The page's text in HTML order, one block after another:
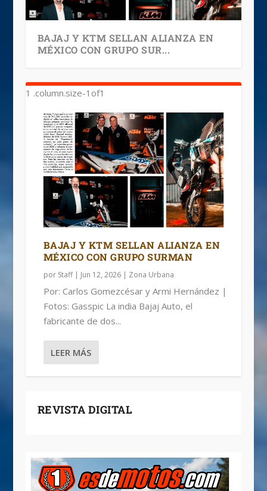
BAJAJ Y KTM SELLAN ALIANZA EN
MÉXICO CON GRUPO SUR...
BAJAJ Y KTM SELLAN ALIANZA EN
MÉXICO CON GRUPO SURMAN
por Staff| Jun 12, 2026| Zona Urbana
Por: Carlos Gomezcésar y Armi Hernández |
Fotos: Gasspic La india Bajaj Auto, el
fabricante de dos...
LEER MÁS
REVISTA DIGITAL